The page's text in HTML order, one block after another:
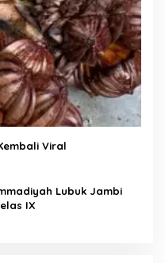
Viral
Lubuk Jambi
IX